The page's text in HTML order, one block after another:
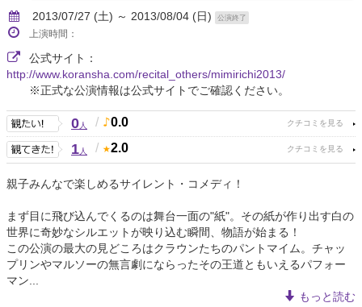
2013/07/27 (土) ～ 2013/08/04 (日) 公演終了
上演時間：
公式サイト：
http://www.koransha.com/recital_others/mimirichi2013/
※正式な公演情報は公式サイトでご確認ください。
0人 / 0.0
1人 / 2.0
親子みんなで楽しめるサイレント・コメディ！
まず目に飛び込んでくるのは舞台一面の"紙"。その紙が作り出す白の
世界に奇妙なシルエットが映り込む瞬間、物語が始まる！
この公演の最大の見どころはクラウンたちのパントマイム。チャッ
プリンやマルソーの無言劇にならったその王道ともいえるパフォー
マン...
もっと読む